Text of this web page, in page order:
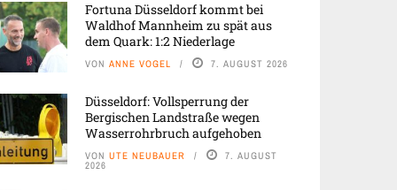
Fortuna Düsseldorf kommt bei
Waldhof Mannheim zu spät aus
dem Quark: 1:2 Niederlage
VON ANNE VOGEL 7. AUGUST 2026
Düsseldorf: Vollsperrung der
Bergischen Landstraße wegen
Wasserrohrbruch aufgehoben
VON UTE NEUBAUER 7. AUGUST
2026